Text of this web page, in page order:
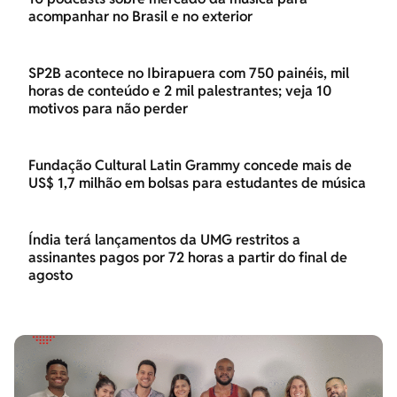
acompanhar no Brasil e no exterior
SP2B acontece no Ibirapuera com 750 painéis, mil
horas de conteúdo e 2 mil palestrantes; veja 10
motivos para não perder
Fundação Cultural Latin Grammy concede mais de
US$ 1,7 milhão em bolsas para estudantes de música
Índia terá lançamentos da UMG restritos a
assinantes pagos por 72 horas a partir do final de
agosto